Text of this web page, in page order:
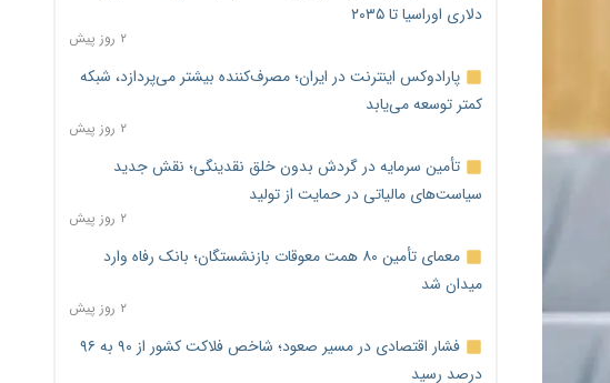
دلاری اوراسیا تا ۲۰۳۵
۲ روز پیش
پارادوکس اینترنت در ایران؛ مصرف‌کننده بیشتر می‌پردازد، شبکه
کمتر توسعه می‌یابد
۲ روز پیش
تأمین سرمایه در گردش بدون خلق نقدینگی؛ نقش جدید
سیاست‌های مالیاتی در حمایت از تولید
۲ روز پیش
معمای تأمین ۸۰ همت معوقات بازنشستگان؛ بانک رفاه وارد
میدان شد
۲ روز پیش
فشار اقتصادی در مسیر صعود؛ شاخص فلاکت کشور از ۹۰ به ۹۶
درصد رسید